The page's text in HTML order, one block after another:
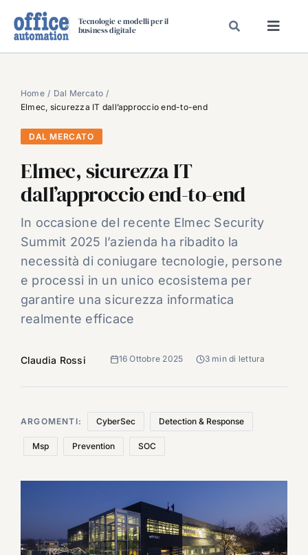
Tecnologie e modelli per il
business digitale
SPECIAL PAPER
TAVOLE ROTONDE DI REDAZIONE
DAL MERCATO
CARRIERE
VIDEO
EVENTI
CHI SIAMO
Home
Dal Mercato
Elmec, sicurezza IT dall’approccio end-to-end
DAL MERCATO
Elmec, sicurezza IT
dall’approccio end-to-end
In occasione del recente Elmec Security
Summit 2025 l’azienda ha ribadito la
necessità di coniugare tecnologie, persone
e processi in un unico ecosistema per
garantire una sicurezza informatica
realmente efficace
Claudia Rossi 16 Ottobre 2025 3 min di lettura
ARGOMENTI: CyberSec Detection & Response
Msp Prevention SOC